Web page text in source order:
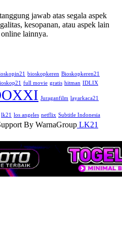
jawab atas segala aspek
kesopanan, atau aspek lain
lainnya.
bioskopkeren Bioskopkeren21
full movie gratis hitman IDLIX
Juraganfilm layarkaca21
lk21 los angeles netflix Subtitle Indonesia
By WarnaGroup LK21